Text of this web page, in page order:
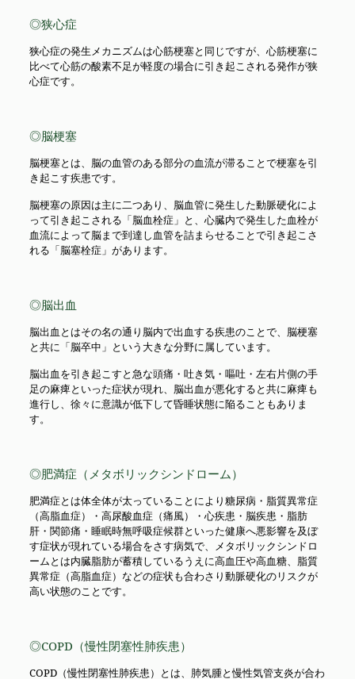
◎狭心症
狭心症の発生メカニズムは心筋梗塞と同じですが、心筋梗塞に
比べて心筋の酸素不足が軽度の場合に引き起こされる発作が狭
心症です。
◎脳梗塞
脳梗塞とは、脳の血管のある部分の血流が滞ることで梗塞を引
き起こす疾患です。
脳梗塞の原因は主に二つあり、脳血管に発生した動脈硬化によ
って引き起こされる「脳血栓症」と、心臓内で発生した血栓が
血流によって脳まで到達し血管を詰まらせることで引き起こさ
れる「脳塞栓症」があります。
◎脳出血
脳出血とはその名の通り脳内で出血する疾患のことで、脳梗塞
と共に「脳卒中」という大きな分野に属しています。
脳出血を引き起こすと急な頭痛・吐き気・嘔吐・左右片側の手
足の麻痺といった症状が現れ、脳出血が悪化すると共に麻痺も
進行し、徐々に意識が低下して昏睡状態に陥ることもありま
す。
◎肥満症（メタボリックシンドローム）
肥満症とは体全体が太っていることにより糖尿病・脂質異常症
（高脂血症）・高尿酸血症（痛風）・心疾患・脳疾患・脂肪
肝・関節痛・睡眠時無呼吸症候群といった健康へ悪影響を及ぼ
す症状が現れている場合をさす病気で、メタボリックシンドロ
ームとは内臓脂肪が蓄積しているうえに高血圧や高血糖、脂質
異常症（高脂血症）などの症状も合わさり動脈硬化のリスクが
高い状態のことです。
◎COPD（慢性閉塞性肺疾患）
COPD（慢性閉塞性肺疾患）とは、肺気腫と慢性気管支炎が合わ